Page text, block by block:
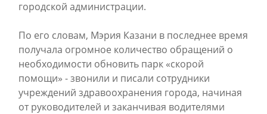
городской администрации.
По его словам, Мэрия Казани в последнее время
получала огромное количество обращений о
необходимости обновить парк «скорой
помощи» - звонили и писали сотрудники
учреждений здравоохранения города, начиная
от руководителей и заканчивая водителями